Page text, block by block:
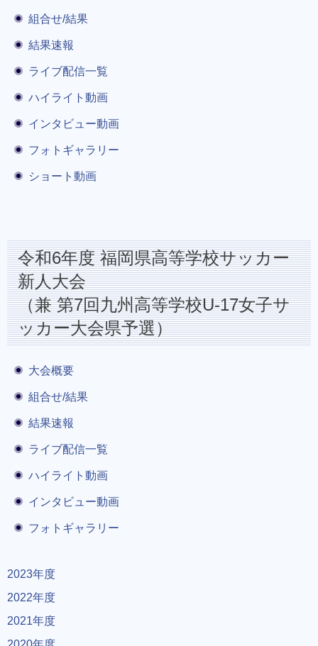
組合せ/結果
結果速報
ライブ配信一覧
ハイライト動画
インタビュー動画
フォトギャラリー
ショート動画
令和6年度 福岡県高等学校サッカー
新人大会
（兼 第7回九州高等学校U-17女子サ
ッカー大会県予選）
大会概要
組合せ/結果
結果速報
ライブ配信一覧
ハイライト動画
インタビュー動画
フォトギャラリー
2023年度
2022年度
2021年度